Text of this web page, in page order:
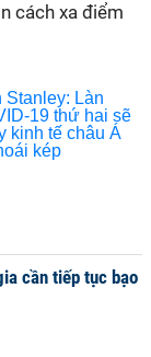
cách xa điểm
cần tiếp tục bạo